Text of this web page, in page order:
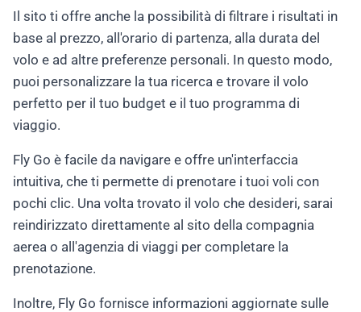
Il sito ti offre anche la possibilità di filtrare i risultati in
base al prezzo, all'orario di partenza, alla durata del
volo e ad altre preferenze personali. In questo modo,
puoi personalizzare la tua ricerca e trovare il volo
perfetto per il tuo budget e il tuo programma di
viaggio.
Fly Go è facile da navigare e offre un'interfaccia
intuitiva, che ti permette di prenotare i tuoi voli con
pochi clic. Una volta trovato il volo che desideri, sarai
reindirizzato direttamente al sito della compagnia
aerea o all'agenzia di viaggi per completare la
prenotazione.
Inoltre, Fly Go fornisce informazioni aggiornate sulle